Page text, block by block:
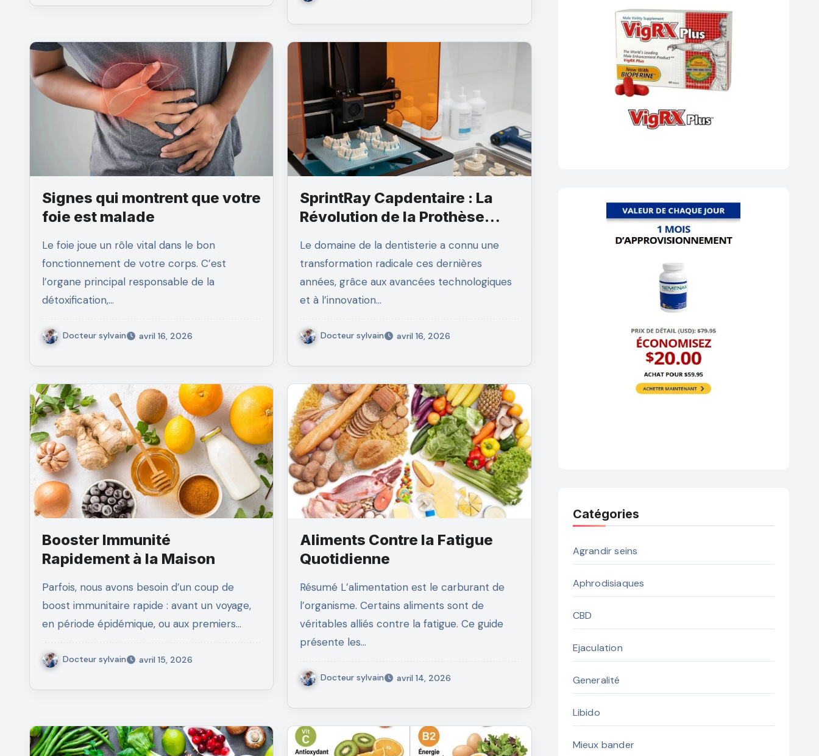
Signes qui montrent que votre
foie est malade
Le foie joue un rôle vital dans le bon
fonctionnement de votre corps. C’est
l’organe principal responsable de la
détoxification,…
Docteur sylvain avril 16, 2026
SprintRay Capdentaire : La
Révolution de la Prothèse
Le domaine de la dentisterie a connu une
transformation radicale ces dernières
années, grâce aux avancées technologiques
et à l’innovation…
Docteur sylvain avril 16, 2026
Booster Immunité
Rapidement à la Maison
Parfois, nous avons besoin d’un coup de
boost immunitaire rapide : avant un voyage,
en période épidémique, ou aux premiers…
Docteur sylvain avril 15, 2026
Aliments Contre la Fatigue
Quotidienne
Résumé L’alimentation est le carburant de
l’organisme. Certains aliments sont de
véritables alliés contre la fatigue. Ce guide
présente les…
Docteur sylvain avril 14, 2026
Catégories
Agrandir seins
Aphrodisiaques
CBD
Ejaculation
Generalité
Libido
Mieux bander